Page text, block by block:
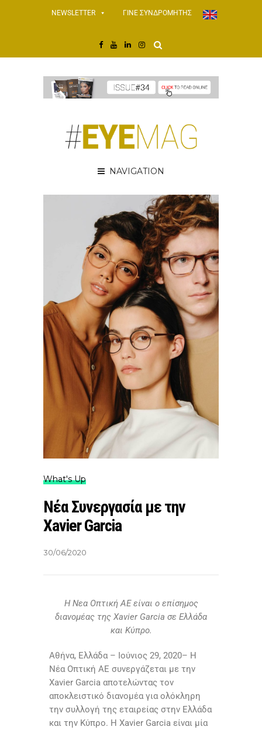
NEWSLETTER ΓΙΝΕ ΣΥΝΔΡΟΜΗΤΗΣ
NAVIGATION
What's Up
Νέα Συνεργασία με την
Xavier Garcia
30/06/2020
Η Νεα Οπτική ΑΕ είναι ο επίσημος
διανομέας της Xavier Garcia σε Ελλάδα
και Κύπρο.
Αθήνα, Ελλάδα – Ιούνιος 29, 2020– Η
Νέα Οπτική ΑΕ συνεργάζεται με την
Xavier Garcia αποτελώντας τον
αποκλειστικό διανομέα για ολόκληρη
την συλλογή της εταιρείας στην Ελλάδα
και την Κύπρο. Η Xavier Garcia είναι μία